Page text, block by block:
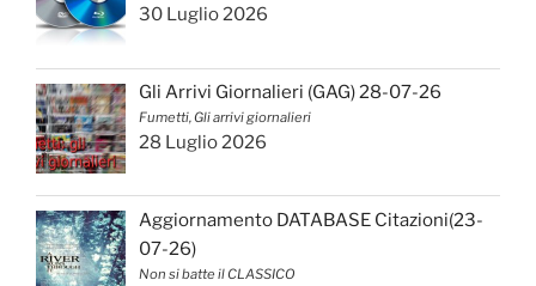
30 Luglio 2026
Gli Arrivi Giornalieri (GAG) 28-07-26
Fumetti, Gli arrivi giornalieri
28 Luglio 2026
Aggiornamento DATABASE Citazioni(23-
07-26)
Non si batte il CLASSICO